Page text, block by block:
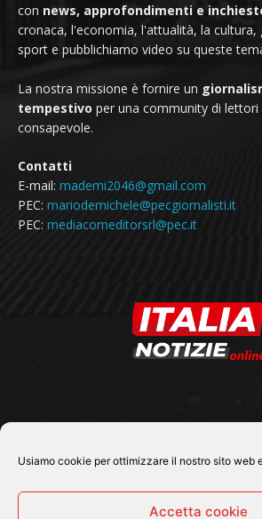
Usiamo cookie per ottimizzare il nostro sito web
Accetta cookie
con news, approfondimenti e
cronaca, l'economia, l'attualità, la cultura,
sport e pubblichiamo video su queste
La nostra missione è fornire un
tempestivo per una community di lettori
consapevole.
Contatti
E-mail: mademi2046@gmail.com
PEC: mariodemichele@pecgiornalisti.it
PEC: mediacomeditorsrl@pec.it
SEGUICI SU